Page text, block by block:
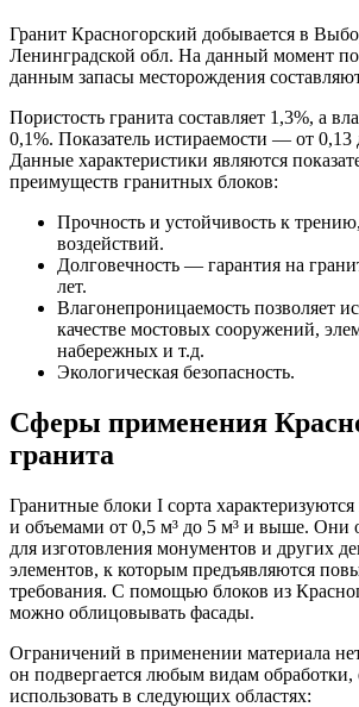
Гранит Красногорский добывается в
Ленинградской обл. На данный момент
данным запасы месторождения
Пористость гранита составляет 1,3%, а
0,1%. Показатель истираемости — от
Данные характеристики являются
преимуществ гранитных блоков:
Прочность и устойчивость к
воздействий.
Долговечность — гарантия на
лет.
Влагонепроницаемость позволяет
качестве мостовых сооружений,
набережных и т.д.
Экологическая безопасность.
Сферы применения
гранита
Гранитные блоки I сорта
и объемами от 0,5 м³ до 5 м³ и выше. Они
для изготовления монументов и других
элементов, к которым предъявляются
требования. С помощью блоков из
можно облицовывать фасады.
Ограничений в применении материала
он подвергается любым видам
использовать в следующих областях: